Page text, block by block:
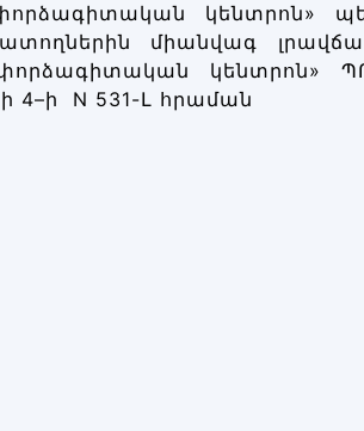
կենտրոն»
միանվագ
կենտրոն»
4–ի N 531-Լ հրաման